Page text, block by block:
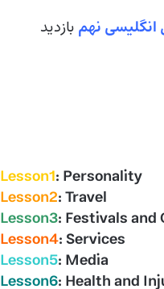
انگلیسی نهم بازدید
Lesson1: Personality
Lesson2: Travel
Lesson3: Festivals and
Lesson4: Services
Lesson5: Media
Lesson6: Health and